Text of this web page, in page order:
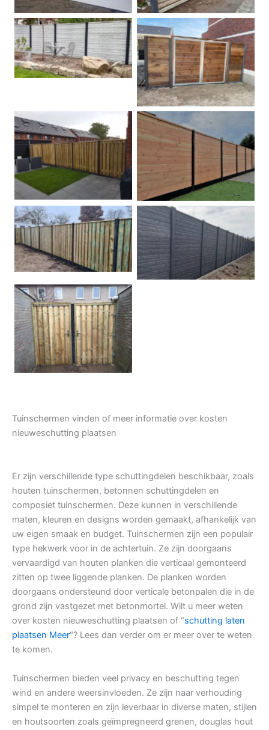
Betonschutting
Dubbele poort
Betonpalen schutting Douglas
Hout beton schuttingen Rots motief antraciet
Tuindeur grenen
Tuinschermen vinden of meer informatie over kosten
nieuweschutting plaatsen
Er zijn verschillende type schuttingdelen beschikbaar, zoals
houten tuinschermen, betonnen schuttingdelen en
composiet tuinschermen. Deze kunnen in verschillende
maten, kleuren en designs worden gemaakt, afhankelijk van
uw eigen smaak en budget. Tuinschermen zijn een populair
type hekwerk voor in de achtertuin. Ze zijn doorgaans
vervaardigd van houten planken die verticaal gemonteerd
zitten op twee liggende planken. De planken worden
doorgaans ondersteund door verticale betonpalen die in de
grond zijn vastgezet met betonmortel. Wilt u meer weten
over kosten nieuweschutting plaatsen of “schutting laten
plaatsen Meer“? Lees dan verder om er meer over te weten
te komen.
Tuinschermen bieden veel privacy en beschutting tegen
wind en andere weersinvloeden. Ze zijn naar verhouding
simpel te monteren en zijn leverbaar in diverse maten, stijlen
en houtsoorten zoals geïmpregneerd grenen, douglas hout